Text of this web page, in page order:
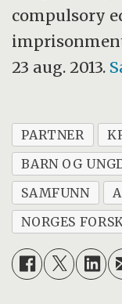
compulsory
23 aug. 2013.
PARTNER
BARN OG
SAMFUNN
NORGES